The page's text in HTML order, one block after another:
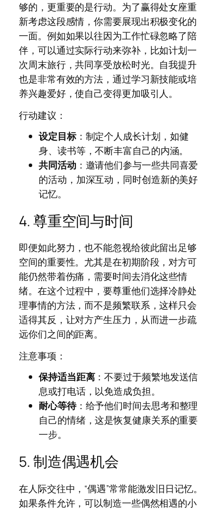
够的，更重要的是行动。为了赢得处女座重
新考虑这段感情，你需要展现出积极变化的
一面。例如如果以往因为工作忙碌忽略了陪
伴，可以通过实际行动来弥补，比如计划一
次周末旅行，共同享受放松时光。自我提升
也是非常有效的方法，通过学习新技能或培
养兴趣爱好，使自己变得更加吸引人。
行动建议：
设定目标：制定个人成长计划，如健
身、读书等，不断丰富自己的内涵。
共同活动：邀请他们参与一些共同喜爱
的活动，加深互动，同时创造新的美好
记忆。
4. 尊重空间与时间
即便如此努力，也不能忽视给彼此留出足够
空间的重要性。尤其是在初期阶段，对方可
能仍然带着伤痛，需要时间去消化这些情
绪。在这个过程中，要尊重他们选择冷静处
理事情的方法，而不是频繁联系，这样只会
适得其反，让对方产生压力，从而进一步疏
远你们之间的距离。
注意事项：
保持适当距离：不要过于频繁地发送信
息或打电话，以免造成负担。
耐心等待：给予他们时间去思考和整理
自己的情绪，这是恢复健康关系的重要
一步。
5. 制造偶遇机会
在人际交往中，“偶遇”常常能激发旧日记忆。
如果条件允许，可以制造一些偶然相遇的小